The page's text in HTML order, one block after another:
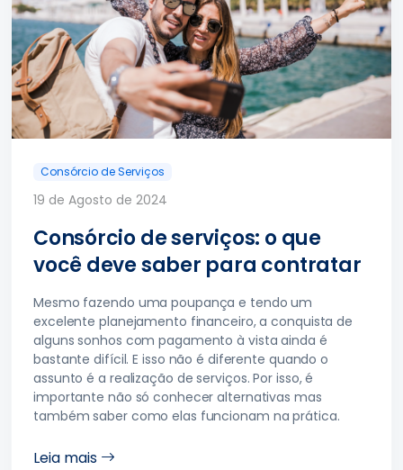
Consórcio de Serviços
19 de Agosto de 2024
Consórcio de serviços: o que
você deve saber para contratar
Mesmo fazendo uma poupança e tendo um
excelente planejamento financeiro, a conquista de
alguns sonhos com pagamento à vista ainda é
bastante difícil. E isso não é diferente quando o
assunto é a realização de serviços. Por isso, é
importante não só conhecer alternativas mas
também saber como elas funcionam na prática.
Leia mais